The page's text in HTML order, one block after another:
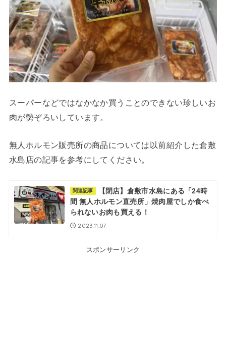
スーパーなどではなかなか買うことのできない珍しいお
肉が勢ぞろいしています。
無人ホルモン販売所の商品については以前紹介した倉敷
水島店の記事を参考にしてください。
関連記事
【閉店】倉敷市水島にある「24時
間 無人ホルモン直売所」焼肉屋でしか食べ
られないお肉も買える！
2023.11.07
スポンサーリンク